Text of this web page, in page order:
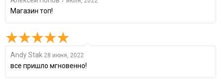
Магазин топ!
Andy Stak 28 июня, 2022
все пришло мгновенно!